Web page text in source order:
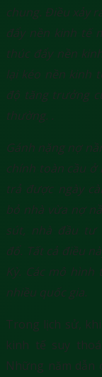
chung. Điều xảy
đẩy nền kinh tế
thúc đẩy nền
lại kéo nền kinh
độ tăng trưởng
thường. .
Gánh nặng nợ
chính toàn cầu ở
trả được ngày
bỏ nhà vừa nợ
sút, nhà đầu tư
đổ. Tất cả điều
Kỳ. Các mô
nhiều quốc gia.
Trong lịch sử,
kinh tế suy
Những năm dẫn